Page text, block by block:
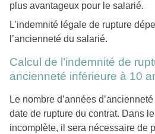
plus avantageux pour le salarié.
L’indemnité légale de rupture
l’ancienneté du salarié.
Calcul de l’indemnité de
ancienneté inférieure à 10
Le nombre d’années
date de rupture du contrat. Dans
incomplète, il sera nécessaire de